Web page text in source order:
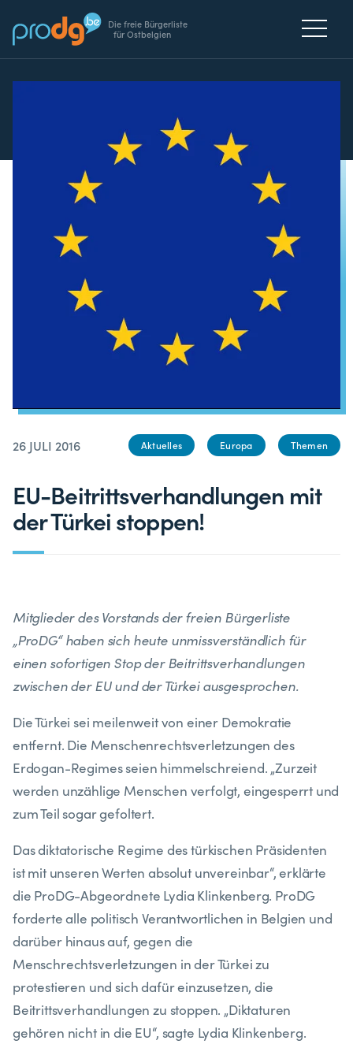
Die freie Bürgerliste
für Ostbelgien
26 JULI 2016 Aktuelles Europa Themen
EU-Beitrittsverhandlungen mit
der Türkei stoppen!
Mitglieder des Vorstands der freien Bürgerliste
„ProDG“ haben sich heute unmissverständlich für
einen sofortigen Stop der Beitrittsverhandlungen
zwischen der EU und der Türkei ausgesprochen.
Die Türkei sei meilenweit von einer Demokratie
entfernt. Die Menschenrechtsverletzungen des
Erdogan-Regimes seien himmelschreiend. „Zurzeit
werden unzählige Menschen verfolgt, eingesperrt und
zum Teil sogar gefoltert.
Das diktatorische Regime des türkischen Präsidenten
ist mit unseren Werten absolut unvereinbar“, erklärte
die ProDG-Abgeordnete Lydia Klinkenberg. ProDG
forderte alle politisch Verantwortlichen in Belgien und
darüber hinaus auf, gegen die
Menschrechtsverletzungen in der Türkei zu
protestieren und sich dafür einzusetzen, die
Beitrittsverhandlungen zu stoppen. „Diktaturen
gehören nicht in die EU“, sagte Lydia Klinkenberg.